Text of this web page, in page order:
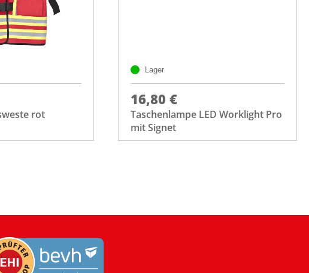
rot
Lager
16,80 €
Taschenlampe LED Worklight Pro
mit Signet